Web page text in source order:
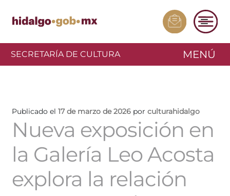
SECRETARÍA DE CULTURA MENÚ
Publicado el 17 de marzo de 2026 por culturahidalgo
Nueva exposición en
la Galería Leo Acosta
explora la relación